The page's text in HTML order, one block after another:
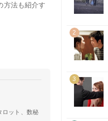
方法も紹介す
ロット、数秘
2
3